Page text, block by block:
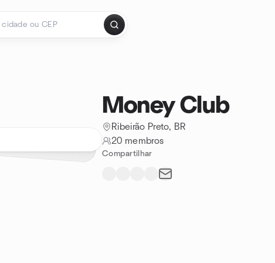
Money Club
Ribeirão Preto, BR
20 membros
Compartilhar